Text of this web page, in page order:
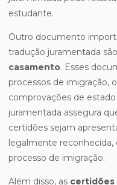
estudante.
Outro documento
tradução juramentada
casamento. Esses
processos de imigração,
comprovações de
juramentada assegura
certidões sejam
legalmente
processo de imigração.
Além disso, as certidões